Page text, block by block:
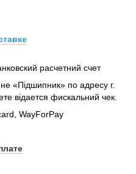
расчетний счет
«Підшипник» по адресу г.
відается фискальний чек.
WayForPay